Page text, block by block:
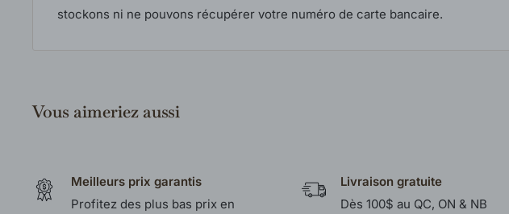
stockons ni ne pouvons récupérer votre numéro de carte bancaire.
Vous aimeriez aussi
Meilleurs prix garantis
Profitez des plus bas prix en
Livraison gratuite
Dès 100$ au QC, ON & NB